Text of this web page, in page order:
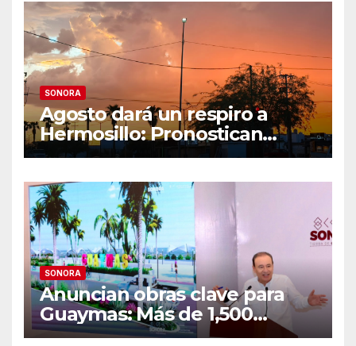
probabilidad de lluvia
SONORA
Agosto dará un respiro a
Hermosillo: Pronostican
semana lluviosa y
SONORA
Anuncian obras clave para
Guaymas: Más de 1,500
viviendas, modernización del